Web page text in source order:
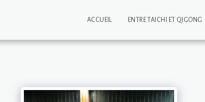
ACCUEIL ENTRE TAICHI ET QIGONG